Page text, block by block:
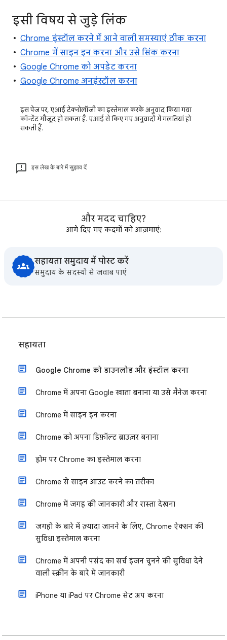
इसी विषय से जुड़े लिंक
Chrome इंस्टॉल करने में आने वाली समस्याएं ठीक करना
Chrome में साइन इन करना और उसे सिंक करना
Google Chrome को अपडेट करना
Google Chrome अनइंस्टॉल करना
इस पेज पर, एआई टेक्नोलॉजी का इस्तेमाल करके अनुवाद किया गया
कॉन्टेंट मौजूद हो सकता है. एआई से किए गए अनुवादों में गलतियां हो
सकती हैं.
इस लेख के बारे में सुझाव दें
और मदद चाहिए?
आगे दिए गए कदमों को आज़माएं:
सहायता समुदाय में पोस्ट करें
समुदाय के सदस्यों से जवाब पाएं
सहायता
Google Chrome को डाउनलोड और इंस्टॉल करना
Chrome में अपना Google खाता बनाना या उसे मैनेज करना
Chrome में साइन इन करना
Chrome को अपना डिफ़ॉल्ट ब्राउज़र बनाना
होम पर Chrome का इस्तेमाल करना
Chrome से साइन आउट करने का तरीका
Chrome में जगह की जानकारी और रास्ता देखना
जगहों के बारे में ज़्यादा जानने के लिए, Chrome ऐक्शन की
सुविधा इस्तेमाल करना
Chrome में अपनी पसंद का सर्च इंजन चुनने की सुविधा देने
वाली स्क्रीन के बारे में जानकारी
iPhone या iPad पर Chrome सेट अप करना